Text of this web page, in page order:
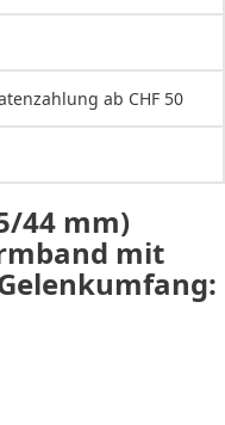
ab CHF 50
44 mm)
mit